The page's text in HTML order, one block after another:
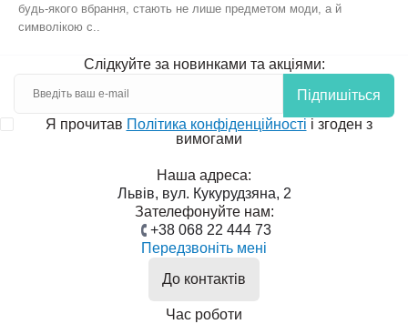
будь-якого вбрання, стають не лише предметом моди, а й
символікою с..
Слідкуйте за новинками та акціями:
Підпишіться
Я прочитав Політика конфіденційності і згоден з
вимогами
Наша адреса:
Львів, вул. Кукурудзяна, 2
Зателефонуйте нам:
+38 068 22 444 73
Передзвоніть мені
До контактів
Час роботи